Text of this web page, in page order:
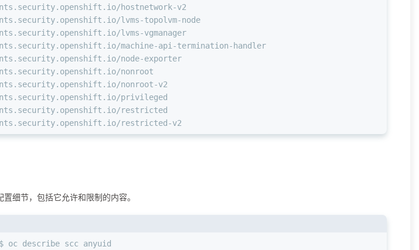
hostnetwork-v2
lvms-topolvm-node
lvms-vgmanager
machine-api-termination-handler
node-exporter
nonroot
nonroot-v2
privileged
restricted
restricted-v2
细节，包括它允许和限制的内容。
oc describe scc anyuid